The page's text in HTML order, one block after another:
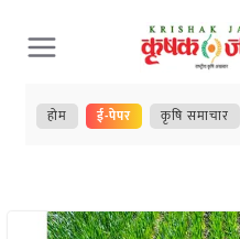
Skip
to
content
होम ई-पेपर कृषि समाचार